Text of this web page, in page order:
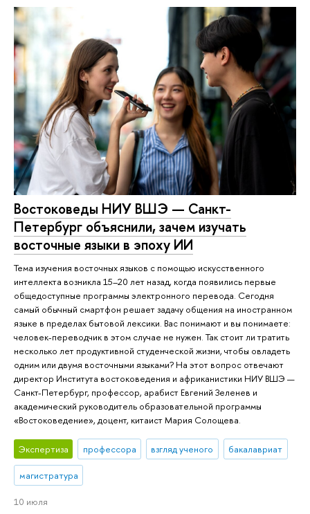
Востоковеды НИУ ВШЭ — Санкт-
Петербург объяснили, зачем изучать
восточные языки в эпоху ИИ
Тема изучения восточных языков с помощью искусственного
интеллекта возникла 15–20 лет назад, когда появились первые
общедоступные программы электронного перевода. Сегодня
самый обычный смартфон решает задачу общения на иностранном
языке в пределах бытовой лексики. Вас понимают и вы понимаете:
человек-переводчик в этом случае не нужен. Так стоит ли тратить
несколько лет продуктивной студенческой жизни, чтобы овладеть
одним или двумя восточными языками? На этот вопрос отвечают
директор Института востоковедения и африканистики НИУ ВШЭ —
Санкт-Петербург, профессор, арабист Евгений Зеленев и
академический руководитель образовательной программы
«Востоковедение», доцент, китаист Мария Солощева.
Экспертиза профессора взгляд ученого бакалавриат
магистратура
10 июля